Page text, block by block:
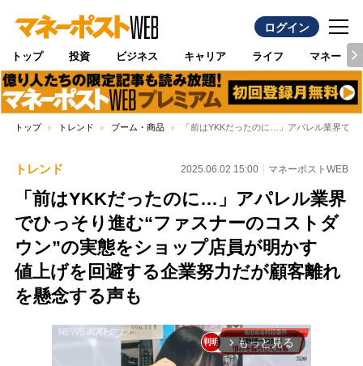
ログイン
トップ 投資 ビジネス キャリア ライフ マネー
トップ トレンド ブーム・商品 「前はYKKだったのに…」アパレル業界で
トレンド 2025.06.02 15:00 マネーポストWEB
「前はYKKだったのに…」アパレル業界
でひっそり進む“ファスナーのコストダ
ウン”の実態をショップ店員が明かす
値上げを回避する企業努力だが顧客離れ
を懸念する声も
arrow_forward_ios もっと見る